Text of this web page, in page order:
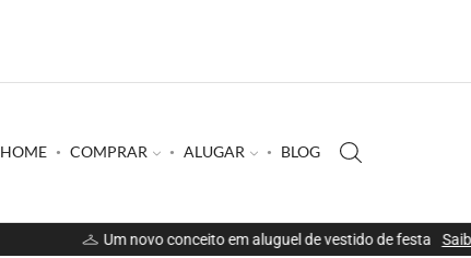
HOME COMPRAR ALUGAR BLOG
Um novo conceito em aluguel de vestido de festa Saiba mais